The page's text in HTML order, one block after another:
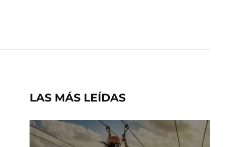
LAS MÁS LEÍDAS